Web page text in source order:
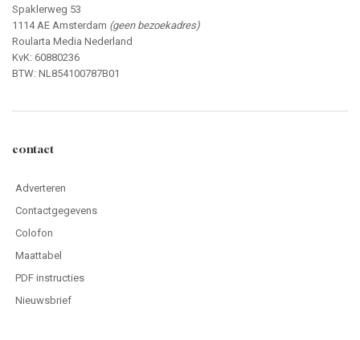
Spaklerweg 53
1114 AE Amsterdam (geen bezoekadres)
Roularta Media Nederland
KvK: 60880236
BTW: NL854100787B01
contact
Adverteren
Contactgegevens
Colofon
Maattabel
PDF instructies
Nieuwsbrief